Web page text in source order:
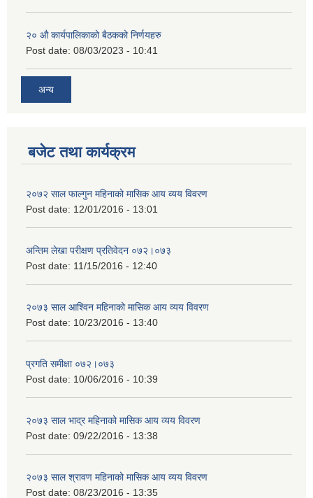
२‍० औ कार्यपालिकाको बैठकको निर्णयहरु
Post date: 08/03/2023 - 10:41
अन्य
बजेट तथा कार्यक्रम
२०७२ साल फाल्गुन महिनाको मासिक आय व्यय विवरण
Post date: 12/01/2016 - 13:01
अन्तिम लेखा परीक्षण प्रतिवेदन ०७२।०७३
Post date: 11/15/2016 - 12:40
२०७३ साल आश्विन महिनाको मासिक आय व्यय विवरण
Post date: 10/23/2016 - 13:40
प्रगति समीक्षा ०७२।०७३
Post date: 10/06/2016 - 10:39
२०७३ साल भाद्र महिनाको मासिक आय व्यय विवरण
Post date: 09/22/2016 - 13:38
२०७३ साल श्रावण महिनाको मासिक आय व्यय विवरण
Post date: 08/23/2016 - 13:35